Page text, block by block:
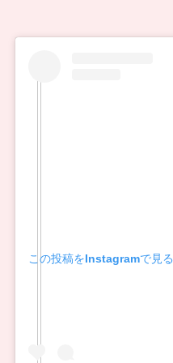
この投稿をInstagramで見る